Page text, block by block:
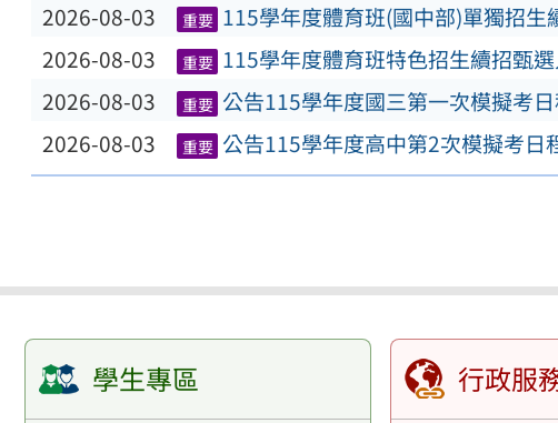
2026-08-03 重要 115學年度體育班(國中部)單獨招生
2026-08-03 重要 115學年度體育班特色招生續招甄
2026-08-03 重要 公告115學年度國三第一次模擬考
2026-08-03 重要 公告115學年度高中第2次模擬考日
學生專區 行政服